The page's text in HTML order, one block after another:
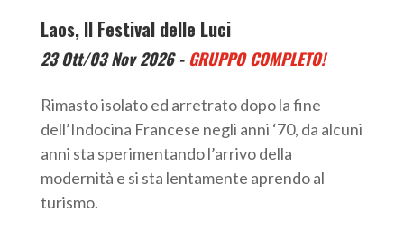
Laos, Il Festival delle Luci
23 Ott/03 Nov 2026 -GRUPPO COMPLETO!
Rimasto isolato ed arretrato dopo la fine
dell’Indocina Francese negli anni ‘70, da alcuni
anni sta sperimentando l’arrivo della
modernità e si sta lentamente aprendo al
turismo.